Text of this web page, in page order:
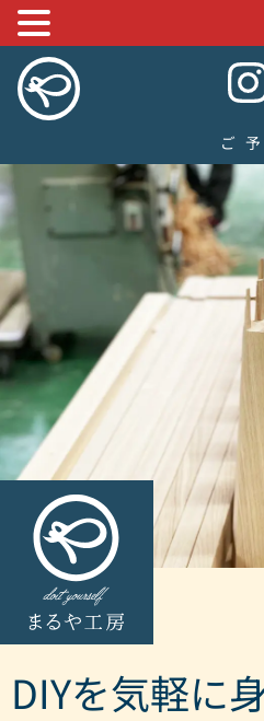
ご
DIYを気軽に